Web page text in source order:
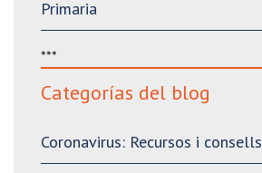
Primaria
***
Categorías del blog
Coronavirus: Recursos i consells